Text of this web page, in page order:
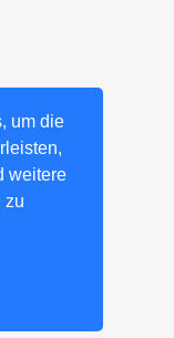
um die
weitere
zu